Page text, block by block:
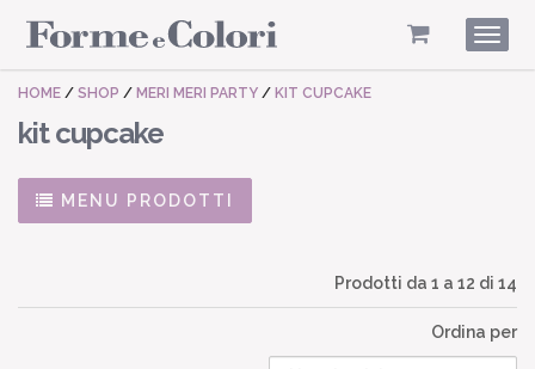
HOME / SHOP / MERI MERI PARTY / KIT CUPCAKE
kit cupcake
MENU PRODOTTI
Prodotti da 1 a 12 di 14
Ordina per